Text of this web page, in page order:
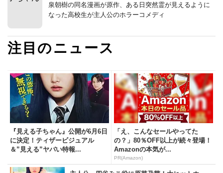
泉朝樹の同名漫画が原作、ある日突然霊が見えるように
なった高校生が主人公のホラーコメディ
注目のニュース
『見える子ちゃん』公開が6月6日
に決定！ティザービジュアル
＆”見える”ヤバい特報...
「え、こんなセールやってた
の？」80％OFF以上が続々登場！
Amazonの本気が...
PR(Amazon)